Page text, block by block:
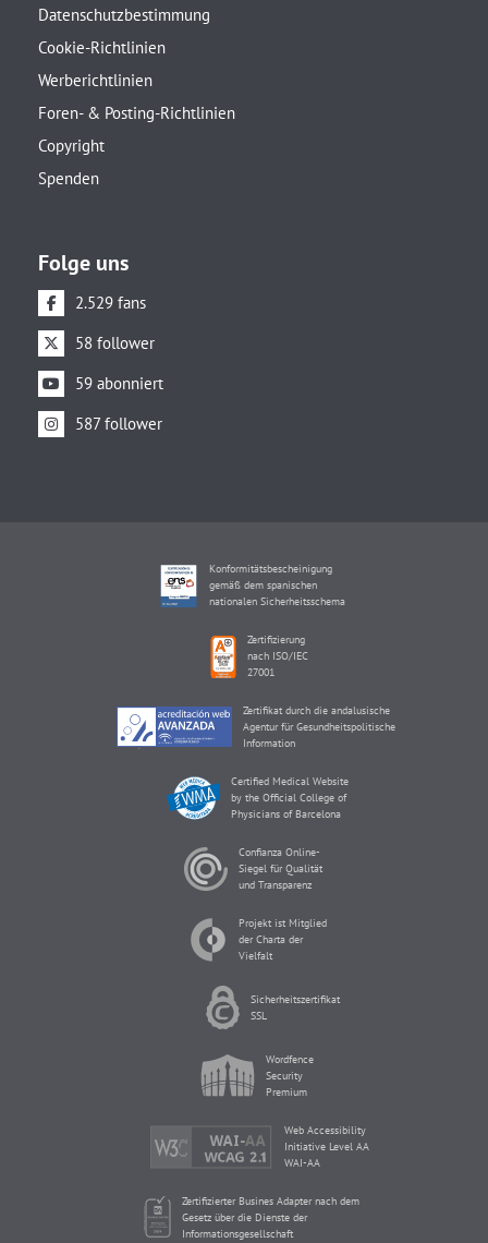
Datenschutzbestimmung
Cookie-Richtlinien
Werberichtlinien
Foren- & Posting-Richtlinien
Copyright
Spenden
Folge uns
2.529 fans
58 follower
59 abonniert
587 follower
Konformitätsbescheinigung
gemäß dem spanischen
nationalen Sicherheitsschema
Zertifizierung
nach ISO/IEC
27001
Zertifikat durch die andalusische
Agentur für Gesundheitspolitische
Information
Certified Medical Website
by the Official College of
Physicians of Barcelona
Confianza Online-
Siegel für Qualität
und Transparenz
Projekt ist Mitglied
der Charta der
Vielfalt
Sicherheitszertifikat
SSL
Wordfence
Security
Premium
Web Accessibility
Initiative Level AA
WAI-AA
Zertifizierter Busines Adapter nach dem
Gesetz über die Dienste der
Informationsgesellschaft